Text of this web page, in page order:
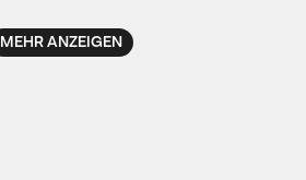
MEHR ANZEIGEN